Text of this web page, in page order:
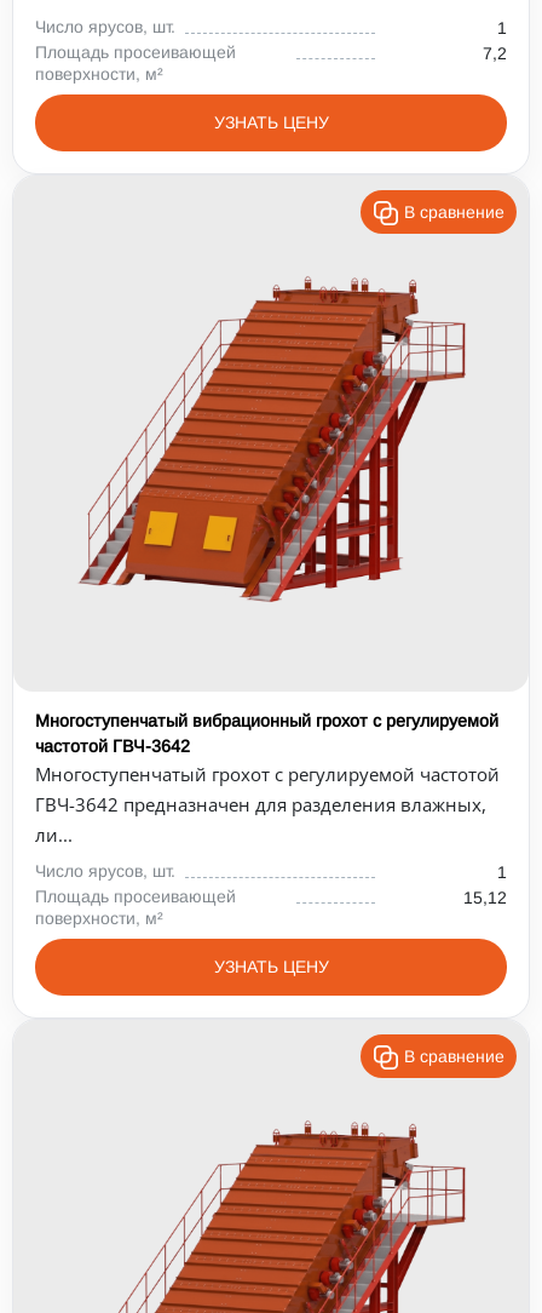
Число ярусов, шт.
1
Площадь просеивающей
поверхности, м²
7,2
УЗНАТЬ ЦЕНУ
В сравнение
Многоступенчатый вибрационный грохот с регулируемой
частотой ГВЧ-3642
Многоступенчатый грохот с регулируемой частотой
ГВЧ-3642 предназначен для разделения влажных,
ли...
Число ярусов, шт.
1
Площадь просеивающей
поверхности, м²
15,12
УЗНАТЬ ЦЕНУ
В сравнение